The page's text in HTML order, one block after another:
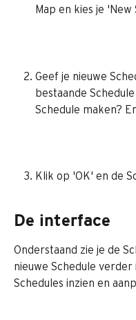
Map en kies je 'New
Geef je nieuwe
bestaande
Schedule maken?
Klik op 'OK' en de
De interface
Onderstaand zie je de
nieuwe Schedule
Schedules inzien en